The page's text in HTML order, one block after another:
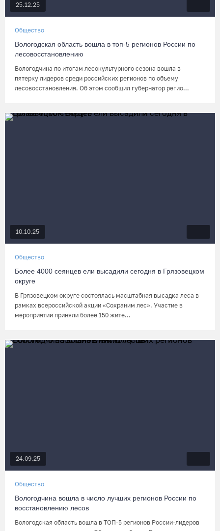
25.12.25
Общество
Вологодская область вошла в топ-5 регионов России по
лесовосстановлению
Вологодчина по итогам лесокультурного сезона вошла в
пятерку лидеров среди российских регионов по объему
лесовосстановления. Об этом сообщил губернатор регио...
10.10.25
Общество
Более 4000 сеянцев ели высадили сегодня в Грязовецком
округе
В Грязовецком округе состоялась масштабная высадка леса в
рамках всероссийской акции «Сохраним лес». Участие в
мероприятии приняли более 150 жите...
24.09.25
Общество
Вологодчина вошла в число лучших регионов России по
восстановлению лесов
Вологодская область вошла в ТОП-5 регионов России-лидеров